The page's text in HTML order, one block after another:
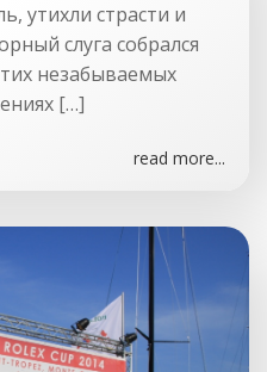
утихли страсти и
слуга собрался
незабываемых
[…]
read more...